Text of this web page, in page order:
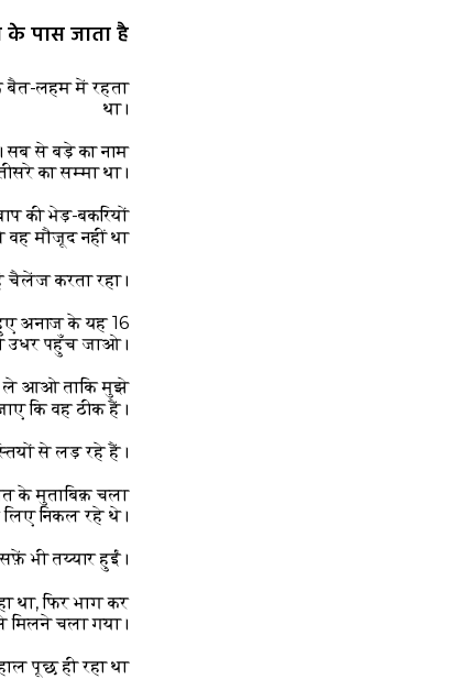
पास जाता है
बैत-लहम में रहता
था।
सब से बड़े का नाम
का सम्मा था।
की भेड़-बकरियों
वह मौजूद नहीं था
चैलेंज करता रहा।
अनाज के यह 16
उधर पहुँच जाओ।
ले आओ ताकि मुझे
कि वह ठीक हैं।
से लड़ रहे हैं।”
के मुताबिक़ चला
निकल रहे थे।
भी तय्यार हुईं।
था, फिर भाग कर
मिलने चला गया।
पूछ ही रहा था